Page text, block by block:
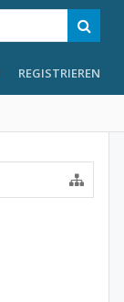
REGISTRIEREN